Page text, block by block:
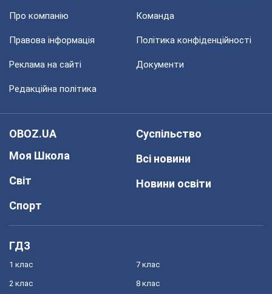
Про компанію Команда
Правова інформація Політика конфіденційності
Реклама на сайті Документи
Редакційна політика
OBOZ.UA
Моя Школа
Світ
Спорт
Суспільство
Всі новини
Новини освіти
ГДЗ
1 клас
2 клас
7 клас
8 клас